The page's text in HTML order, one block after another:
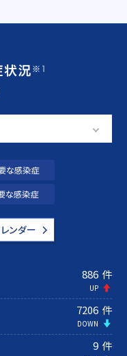
886 件
7206 件
9 件